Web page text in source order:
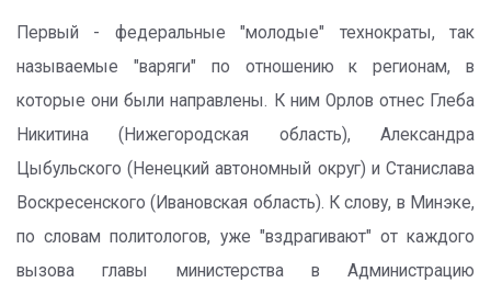
Первый - федеральные "молодые" технократы, так
называемые "варяги" по отношению к регионам, в
которые они были направлены. К ним Орлов отнес Глеба
Никитина (Нижегородская область), Александра
Цыбульского (Ненецкий автономный округ) и Станислава
Воскресенского (Ивановская область). К слову, в Минэке,
по словам политологов, уже "вздрагивают" от каждого
вызова главы министерства в Администрацию